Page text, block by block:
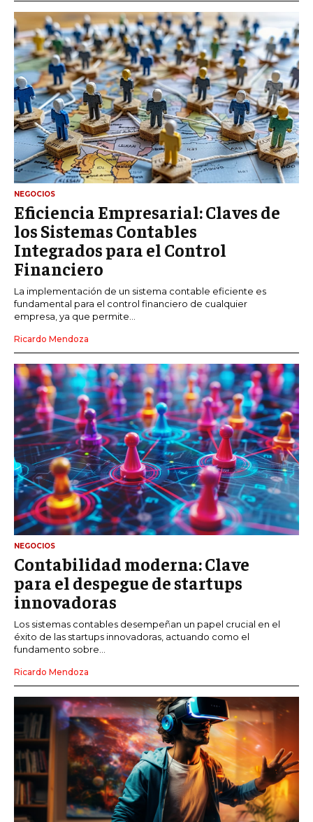
NEGOCIOS
Eficiencia Empresarial: Claves de
los Sistemas Contables
Integrados para el Control
Financiero
La implementación de un sistema contable eficiente es
fundamental para el control financiero de cualquier
empresa, ya que permite...
Ricardo Mendoza
NEGOCIOS
Contabilidad moderna: Clave
para el despegue de startups
innovadoras
Los sistemas contables desempeñan un papel crucial en el
éxito de las startups innovadoras, actuando como el
fundamento sobre...
Ricardo Mendoza